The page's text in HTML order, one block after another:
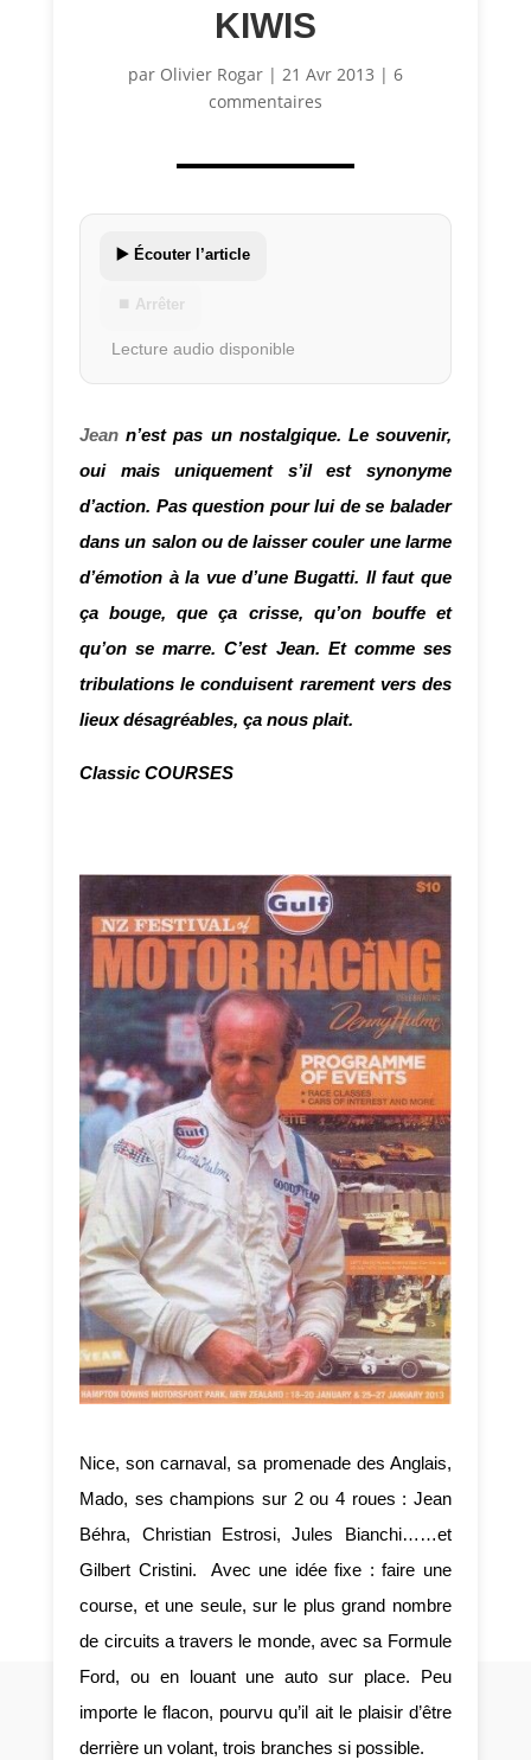
KIWIS
par Olivier Rogar| 21 Avr 2013 | 6
commentaires
▶️ Écouter l’article
⏹ Arrêter
Lecture audio disponible
Jeann’est pas un nostalgique. Le souvenir,
oui mais uniquement s’il est synonyme
d’action. Pas question pour lui de se balader
dans un salon ou de laisser couler une larme
d’émotion à la vue d’une Bugatti. Il faut que
ça bouge, que ça crisse, qu’on bouffe et
qu’on se marre. C’est Jean. Et comme ses
tribulations le conduisent rarement vers des
lieux désagréables, ça nous plait.
Classic COURSES
Nice, son carnaval, sa promenade des Anglais,
Mado, ses champions sur 2 ou 4 roues : Jean
Béhra, Christian Estrosi, Jules Bianchi……et
Gilbert Cristini. Avec une idée fixe : faire une
course, et une seule, sur le plus grand nombre
de circuits a travers le monde, avec sa Formule
Ford, ou en louant une auto sur place. Peu
importe le flacon, pourvu qu’il ait le plaisir d’être
derrière un volant, trois branches si possible.